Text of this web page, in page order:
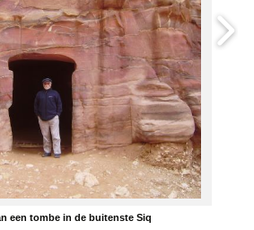
een tombe in de buitenste Siq